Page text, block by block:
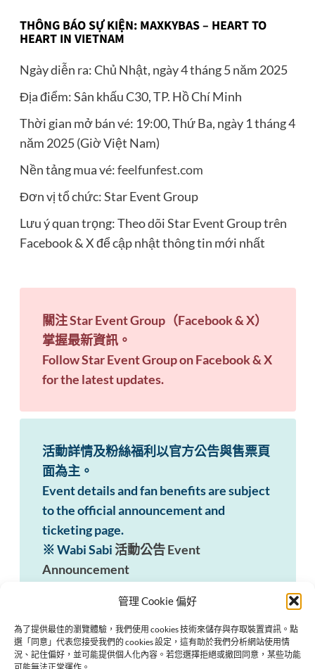
管理 Cookie 偏好
為了提供最佳的瀏覽體驗，我們使用 cookies 技術來儲存與存取裝置資訊。點
選「同意」代表您接受我們的 cookies 設定，這有助於我們分析網站使用情
況、記住偏好，並可能提供個人化內容。若您選擇拒絕或撤回同意，某些功能
THÔNG BÁO SỰ KIỆN: MAXKYBAS – HEART TO
HEART IN VIETNAM
Ngày diễn ra: Chủ Nhật, ngày 4 tháng 5 năm 2025
Địa điểm: Sân khấu C30, TP. Hồ Chí Minh
Thời gian mở bán vé: 19:00, Thứ Ba, ngày 1 tháng 4
năm 2025 (Giờ Việt Nam)
Nền tảng mua vé:feelfunfest.com
Đơn vị tổ chức: Star Event Group
Lưu ý quan trọng: Theo dõi Star Event Group trên
Facebook & X để cập nhật thông tin mới nhất
關注 Star Event Group（Facebook & X）
掌握最新資訊。
Follow Star Event Group on Facebook & X
for the latest updates.
活動詳情及粉絲福利以官方公告與售票頁
面為主。
Event details and fan benefits are subject
to the official announcement and
ticketing page.
※ Wabi Sabi活動公告 Event
Announcement
Previous:
BossNoeul 2025 泰國曼谷粉絲見面會 The Boy Next World: